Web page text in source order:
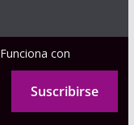
con
Suscribirse